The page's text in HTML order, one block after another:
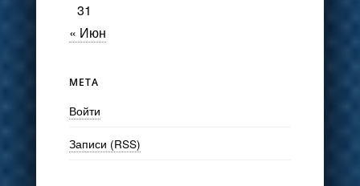
31
« Июн
МЕТА
Войти
Записи (RSS)